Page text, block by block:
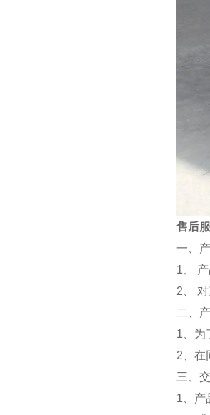
售后
一、
1、
2、
二、
1、为
2、在
三、
1、产